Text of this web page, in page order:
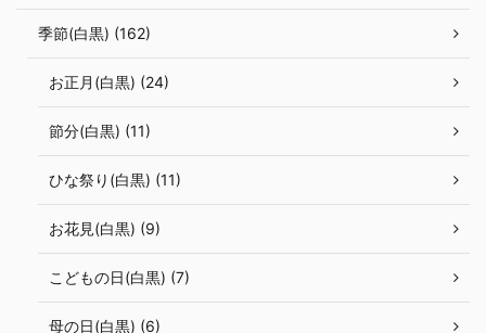
季節(白黒) (162)
お正月(白黒) (24)
節分(白黒) (11)
ひな祭り(白黒) (11)
お花見(白黒) (9)
こどもの日(白黒) (7)
母の日(白黒) (6)